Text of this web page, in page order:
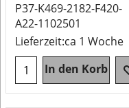
P37-K469-2182-F420-
A22-1102501
Lieferzeit:ca 1 Woche
In den Korb